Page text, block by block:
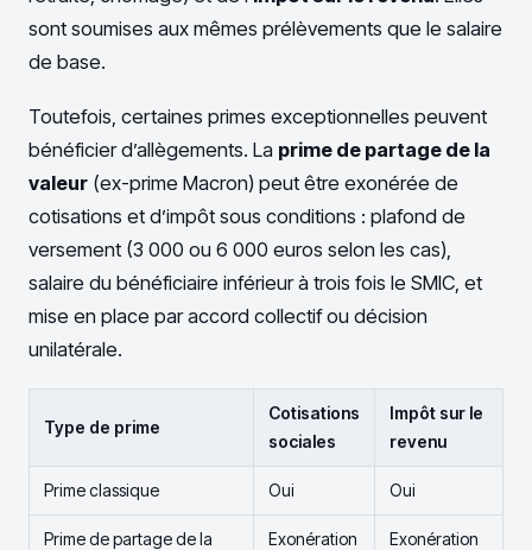
sont soumises aux mêmes prélèvements que le salaire
de base.
Toutefois, certaines primes exceptionnelles peuvent
bénéficier d’allègements. La prime de partage de la
valeur (ex-prime Macron) peut être exonérée de
cotisations et d’impôt sous conditions : plafond de
versement (3 000 ou 6 000 euros selon les cas),
salaire du bénéficiaire inférieur à trois fois le SMIC, et
mise en place par accord collectif ou décision
unilatérale.
Type de prime
Cotisations
sociales
Impôt sur le
revenu
Prime classique Oui Oui
Prime de partage de la
Exonération
Exonération